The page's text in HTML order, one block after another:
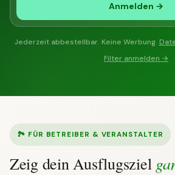
Anmelden →
Jederzeit abbestellbar. Keine Werbung.
Filter anmelden →
🏞 FÜR BETREIBER & VERANSTALTER
Zeig dein Ausflugsziel